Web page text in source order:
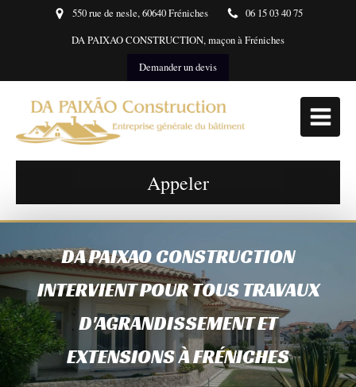
550 rue de nesle, 60640 Fréniches
06 15 03 40 75
DA PAIXAO CONSTRUCTION, maçon à Fréniches
Demander un devis
Appeler
DA PAIXAO CONSTRUCTION
INTERVIENT POUR TOUS TRAVAUX
D'AGRANDISSEMENT ET
EXTENSIONS À FRÉNICHES